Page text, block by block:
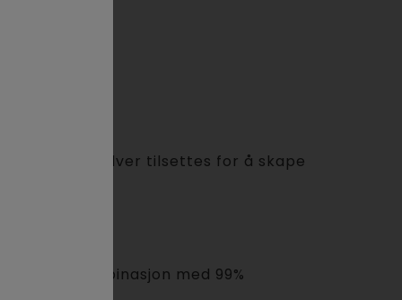
pigmentpulver tilsettes for å skape
også i kombinasjon med 99%